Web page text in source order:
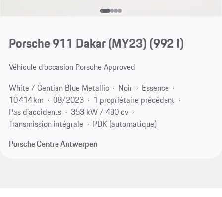
Porsche 911 Dakar (MY23)(992 I)
Véhicule d’occasion Porsche Approved
White / Gentian Blue Metallic
Noir
Essence
10 414 km
08/2023
1 propriétaire précédent
Pas d'accidents
353 kW / 480 cv
Transmission intégrale
PDK (automatique)
Porsche Centre Antwerpen